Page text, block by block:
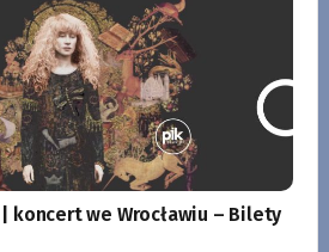
koncert we Wrocławiu – Bilety